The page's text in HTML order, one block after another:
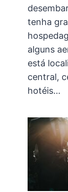
tenha
alguns
está
central,
hotéis…